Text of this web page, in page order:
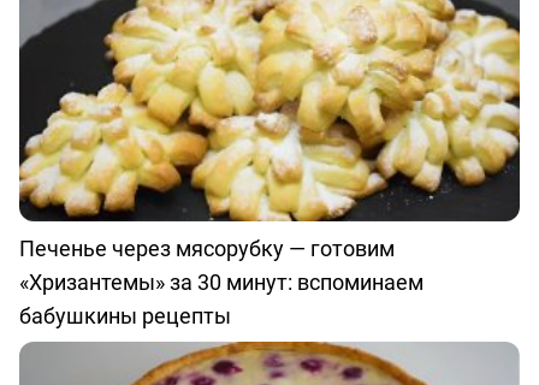
Печенье через мясорубку — готовим
«Хризантемы» за 30 минут: вспоминаем
бабушкины рецепты